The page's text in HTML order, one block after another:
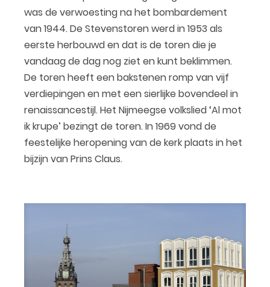
was de verwoesting na het bombardement
van 1944. De Stevenstoren werd in 1953 als
eerste herbouwd en dat is de toren die je
vandaag de dag nog ziet en kunt beklimmen.
De toren heeft een bakstenen romp van vijf
verdiepingen en met een sierlijke bovendeel in
renaissancestijl. Het Nijmeegse volkslied ‘Al mot
ik krupe’ bezingt de toren. In 1969 vond de
feestelijke heropening van de kerk plaats in het
bijzijn van Prins Claus.